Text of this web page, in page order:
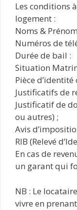
Les conditions
logement :
Noms &
Numéros de
Durée de bail :
Situation
Pièce
Justificatifs de
Justificatif de
ou autres) ;
Avis
RIB (Relevé
En cas de
un garant qui
NB : Le
vivre en